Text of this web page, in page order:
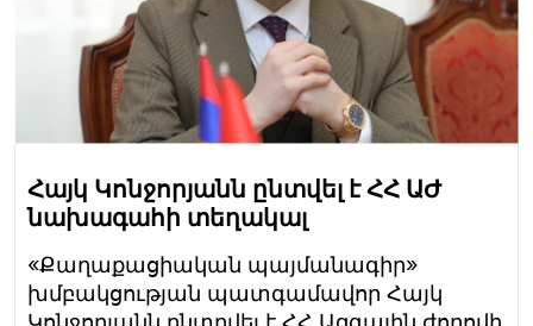
Հայկ Կոնջորյանն ընտվել է ՀՀ ԱԺ
նախագահի տեղակալ
«Քաղաքացիական պայմանագիր»
խմբակցության պատգամավոր Հայկ